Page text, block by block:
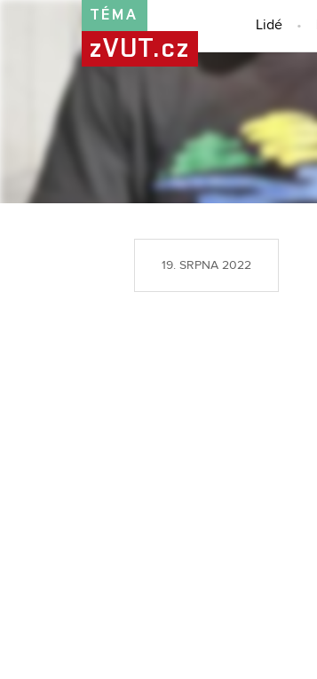
TÉMA
zVUT.cz
Lidé
19. SRPNA 2022